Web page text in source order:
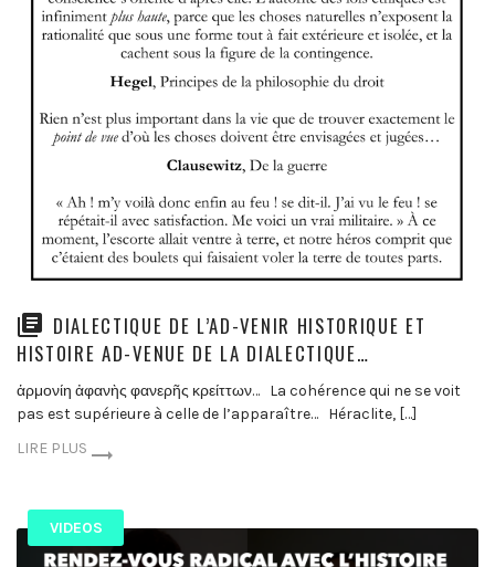
DIALECTIQUE DE L’AD-VENIR HISTORIQUE ET
HISTOIRE AD-VENUE DE LA DIALECTIQUE…
ἁρμονίη ἀφανὴς φανερῆς κρείττων… La cohérence qui ne se voit
pas est supérieure à celle de l’apparaître… Héraclite, […]
LIRE PLUS
VIDEOS